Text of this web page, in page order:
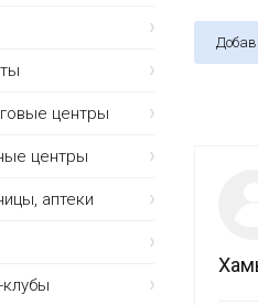
центры
центры
аптеки